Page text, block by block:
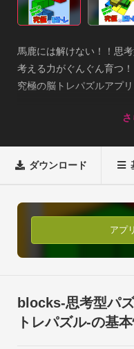
馬鹿には解けない！！思
考える力がぐんぐん育つ！
究極の脳トレパズルアプ
指定されたカラーパター
て下さい。
どん難しくなってきます。
そして、Blocksのシンプ
みて下さい。■遊び方■
①ブロックを1個づつ交互
③一度置いた場所にブロ
ックを積み終わった時に
じ並びに出来ればクリア
ダウンロード
アプ
blocks-思考型パ
トレパズル-の基